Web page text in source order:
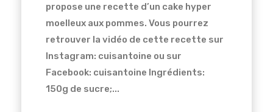
propose une recette d’un cake hyper
moelleux aux pommes. Vous pourrez
retrouver la vidéo de cette recette sur
Instagram: cuisantoine ou sur
Facebook: cuisantoine Ingrédients:
150g de sucre;...